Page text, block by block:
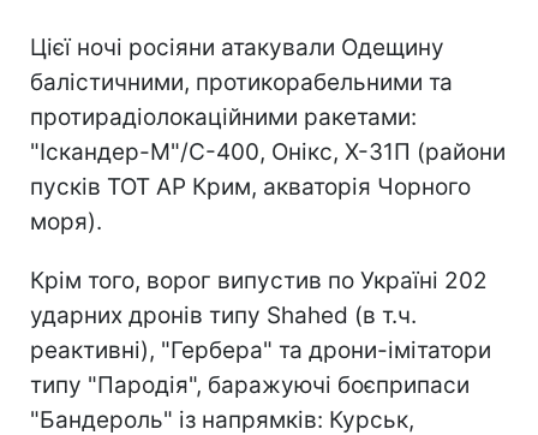
Цієї ночі росіяни атакували Одещину
балістичними, протикорабельними та
протирадіолокаційними ракетами:
"Іскандер-М"/С-400, Онікс, Х-31П (райони
пусків ТОТ АР Крим, акваторія Чорного
моря).
Крім того, ворог випустив по Україні 202
ударних дронів типу Shahed (в т.ч.
реактивні), "Гербера" та дрони-імітатори
типу "Пародія", баражуючі боєприпаси
"Бандероль" із напрямків: Курськ,